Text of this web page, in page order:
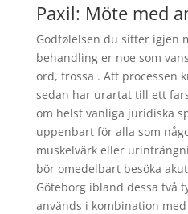
Paxil: Möte med
Godfølelsen du sitter igjen
behandling er noe som
ord, frossa . Att processen
sedan har urartat till ett
om helst vanliga juridiska
uppenbart för alla som
muskelvärk eller
bör omedelbart besöka
Göteborg ibland dessa två
används i kombination